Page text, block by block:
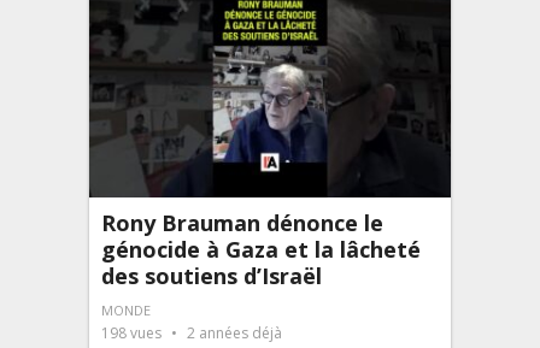
Rony Brauman dénonce le
génocide à Gaza et la lâcheté
des soutiens d’Israël
MONDE
198vues 2 années déjà